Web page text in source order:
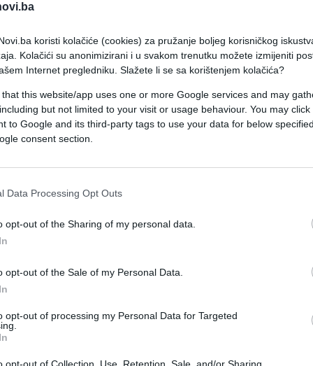
koristi kolačiće (cookies) za pružanje boljeg korisničkog
Kolačići su anonimizirani i u svakom trenutku možete izmijeniti
Internet pregledniku. Slažete li se sa korištenjem kolačića?
that this website/app uses one or more Google services and may
but not limited to your visit or usage behaviour. You may
to Google and its third-party tags to use your data for below
consent section.
Data Processing Opt Outs
opt-out of the Sharing of my personal data.
opt-out of the Sale of my Personal Data.
opt-out of processing my Personal Data for Targeted
te je promjena na poziciji šefa
iz rezultatske krize, saopćeno je iz FK
od utakmice drugog kola, te je ostvario učinak
i dva poraza.
u Banjoj Luci.
Sarajevo će predstaviti u toku ove sedmice,